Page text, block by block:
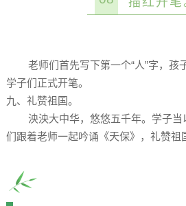
老师们首先写下第一个“人”字，孩子
学子们正式开笔。
九、礼赞祖国。
泱泱大中华，悠悠五千年。学子当
们跟着老师一起吟诵《天保》，礼赞祖